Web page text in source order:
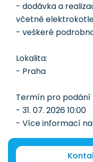
- dodávka a
včetně
- veškeré
Lokalita:
- Praha
Termín pro podání
- 31. 07. 2026 10:00
- Více informací